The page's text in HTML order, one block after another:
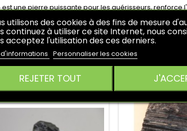
est une pierre puissante pour les guérisseurs,
ou au corps. L'Angélite symbolise la paix et la
le contact avec le monde angélique, intensifie
PRODUITS DANS LA MÊME CATÉGORIE :
utilisons des cookies à des fins de mesure
continuez à utiliser ce site Internet, nous
acceptez l'utilisation des ces derniers.
d'informations Personnaliser les cookies
REJETER TOUT